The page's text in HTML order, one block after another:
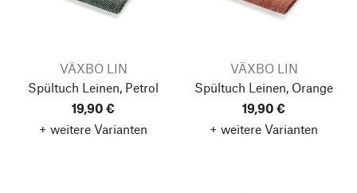
VÄXBO LIN
Spültuch Leinen, Petrol
19,90 €
+ weitere Varianten
VÄXBO LIN
Spültuch Leinen, Orange
19,90 €
+ weitere Varianten